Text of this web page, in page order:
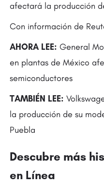
afectará la producción
Con información de
AHORA LEE: General
en plantas de México
semiconductores
TAMBIÉN LEE:
la producción de su
Puebla
Descubre más
en Línea